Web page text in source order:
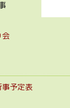
会
予定表